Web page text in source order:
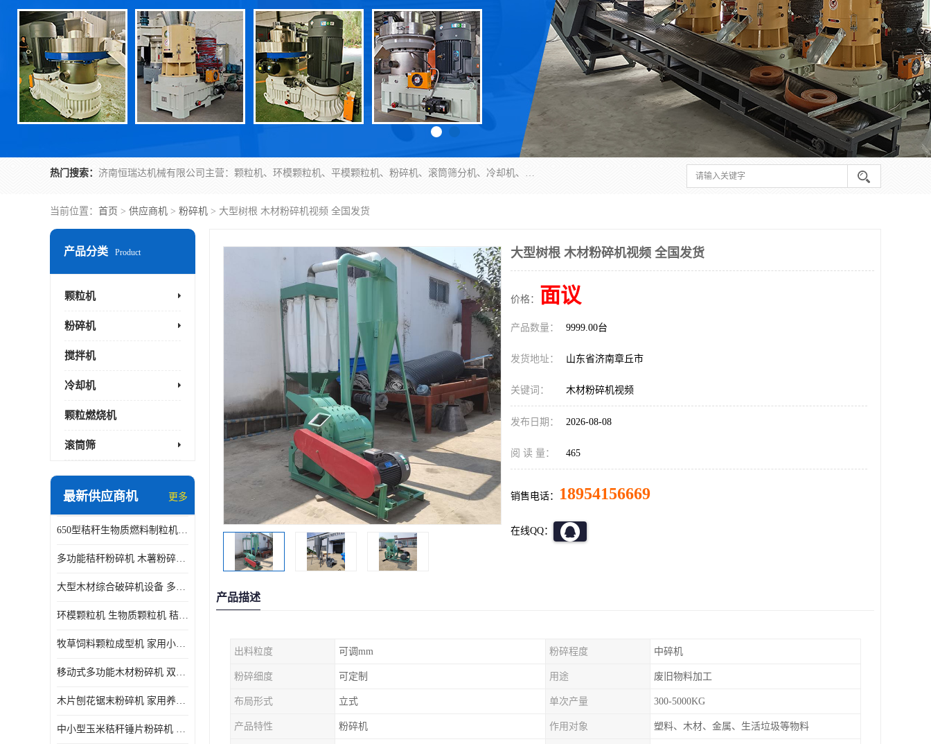
热门搜索： 济南恒瑞达机械有限公司主营：颗粒机、环模颗粒机、平模颗粒机、粉碎机、滚筒筛分机、冷却机、颗粒燃烧机、生物质颗粒机、木屑颗粒机、秸秆颗粒机、饲料颗粒机、燃料颗粒机、木材粉碎机、秸秆粉碎机、饲料粉碎机、颗粒冷却机、锯末滚筒筛、锤片粉碎机、滚筒筛、搅拌机等产品。
当前位置： 首页 > 供应商机 > 粉碎机 > 大型树根 木材粉碎机视频 全国发货
产品分类 Product
颗粒机
粉碎机
搅拌机
冷却机
颗粒燃烧机
滚筒筛
最新供应商机 更多
650型秸秆生物质燃料制粒机 豆粨麸皮造粒机 平模木屑颗粒机
多功能秸秆粉碎机 木薯粉碎机 自有工厂
大型木材综合破碎机设备 多功能木屑粉碎机 废料木材粉碎机
环模颗粒机 生物质颗粒机 秸秆木屑制粒机 木糠造粒机
牧草饲料颗粒成型机 家用小型饲料颗粒机 可定制
移动式多功能木材粉碎机 双进料口果树枝叶粉碎 木片边角料
木片刨花锯末粉碎机 家用养殖饲料玉米芯秸秆粉碎机械
中小型玉米秸秆锤片粉碎机 家用多功能打粉机 杂粮饲料粉碎设备
大型树根 木材粉碎机视频 全国发货
价格： 面议
产品数量： 9999.00台
发货地址： 山东省济南章丘市
关键词： 木材粉碎机视频
发布日期： 2026-08-08
阅 读 量： 465
销售电话： 18954156669
在线QQ：
产品描述
出料粒度 可调mm 粉碎程度 中碎机
粉碎细度 可定制 用途 废旧物料加工
布局形式 立式 单次产量 300-5000KG
产品特性 粉碎机 作用对象 塑料、木材、金属、生活垃圾等物料